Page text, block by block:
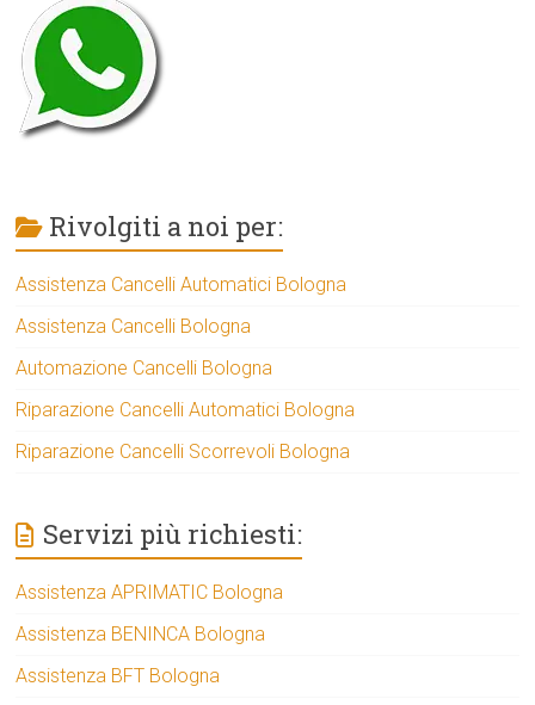
Rivolgiti a noi per:
Assistenza Cancelli Automatici Bologna
Assistenza Cancelli Bologna
Automazione Cancelli Bologna
Riparazione Cancelli Automatici Bologna
Riparazione Cancelli Scorrevoli Bologna
Servizi più richiesti:
Assistenza APRIMATIC Bologna
Assistenza BENINCA Bologna
Assistenza BFT Bologna